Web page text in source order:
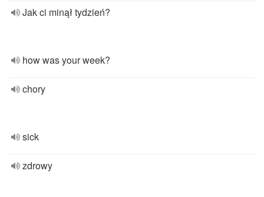
Jak ci minął tydzień?
how was your week?
chory
sick
zdrowy